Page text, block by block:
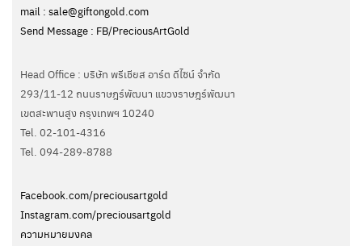
mail : sale@giftongold.com
Send Message : FB/PreciousArtGold
Head Office : บริษัท พรีเชียส อาร์ต ดีไซน์ จำกัด
293/11-12 ถนนราษฎร์พัฒนา แขวงราษฎร์พัฒนา
เขตสะพานสูง กรุงเทพฯ 10240
Tel. 02-101-4316
Tel. ‭094-289-8788‬
Facebook.com/preciousartgold
Instagram.com/preciousartgold
ความหมายมงคล